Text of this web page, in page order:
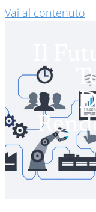
Vai al contenuto